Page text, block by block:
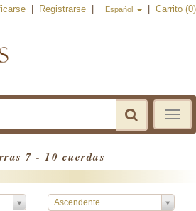
Registrarse Español Carrito (0)
Toggle
7 - 10 cuerdas
Ascendente